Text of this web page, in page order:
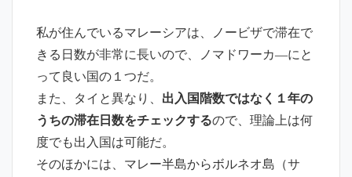
私が住んでいるマレーシアは、ノービザで滞在で
きる日数が非常に長いので、ノマドワーカ―にと
って良い国の１つだ。
また、タイと異なり、 出入国階数ではなく１年の
うちの滞在日数をチェックするので、理論上は何
度でも出入国は可能だ。
そのほかには、マレー半島からボルネオ島（サ